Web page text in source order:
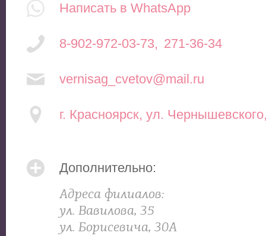
Написать в WhatsApp
8-902-972-03-73, 271-36-34
vernisag_cvetov@mail.ru
г. Красноярск, ул.
Дополнительно:
Адреса филиалов:
ул. Вавилова, 35
ул. Борисевича, 30А